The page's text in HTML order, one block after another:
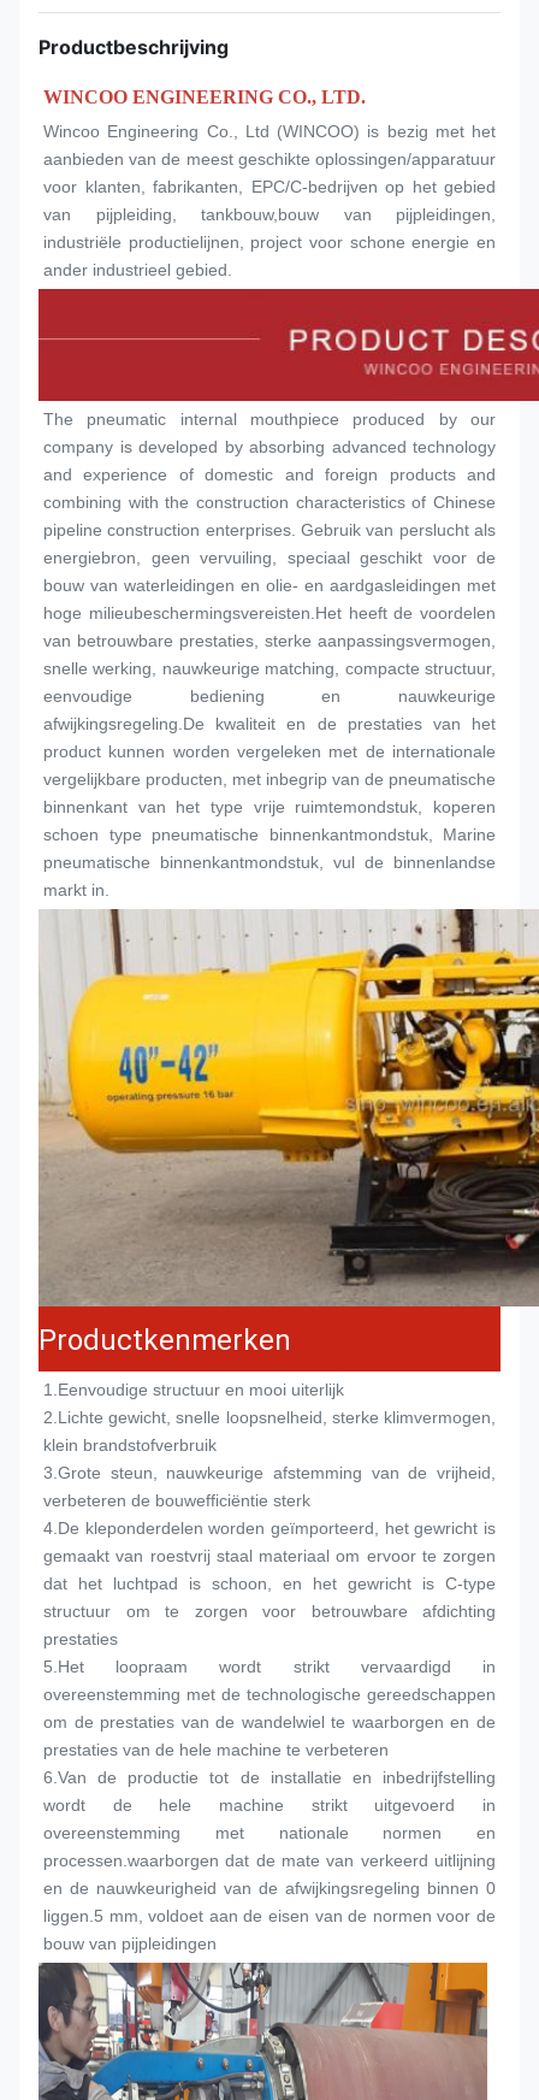
Productbeschrijving
WINCOO ENGINEERING CO., LTD.
Wincoo Engineering Co., Ltd (WINCOO) is bezig met het
aanbieden van de meest geschikte oplossingen/apparatuur
voor klanten, fabrikanten, EPC/C-bedrijven op het gebied
van pijpleiding, tankbouw,bouw van pijpleidingen,
industriële productielijnen, project voor schone energie en
ander industrieel gebied.
The pneumatic internal mouthpiece produced by our
company is developed by absorbing advanced technology
and experience of domestic and foreign products and
combining with the construction characteristics of Chinese
pipeline construction enterprises. Gebruik van perslucht als
energiebron, geen vervuiling, speciaal geschikt voor de
bouw van waterleidingen en olie- en aardgasleidingen met
hoge milieubeschermingsvereisten.Het heeft de voordelen
van betrouwbare prestaties, sterke aanpassingsvermogen,
snelle werking, nauwkeurige matching, compacte structuur,
eenvoudige bediening en nauwkeurige
afwijkingsregeling.De kwaliteit en de prestaties van het
product kunnen worden vergeleken met de internationale
vergelijkbare producten, met inbegrip van de pneumatische
binnenkant van het type vrije ruimtemondstuk , koperen
schoen type pneumatische binnenkantmondstuk, Marine
pneumatische binnenkantmondstuk , vul de binnenlandse
markt in.
Productkenmerken
1. Eenvoudige structuur en mooi uiterlijk
2. Lichte gewicht, snelle loopsnelheid, sterke klimvermogen,
klein brandstofverbruik
3. Grote steun, nauwkeurige afstemming van de vrijheid,
verbeteren de bouwefficiëntie sterk
4. De kleponderdelen worden geïmporteerd, het gewricht is
gemaakt van roestvrij staal materiaal om ervoor te zorgen
dat het luchtpad is schoon, en het gewricht is C-type
structuur om te zorgen voor betrouwbare afdichting
prestaties
5. Het loopraam wordt strikt vervaardigd in
overeenstemming met de technologische gereedschappen
om de prestaties van de wandelwiel te waarborgen en de
prestaties van de hele machine te verbeteren
6. Van de productie tot de installatie en inbedrijfstelling
wordt de hele machine strikt uitgevoerd in
overeenstemming met nationale normen en
processen.waarborgen dat de mate van verkeerd uitlijning
en de nauwkeurigheid van de afwijkingsregeling binnen 0
liggen.5 mm, voldoet aan de eisen van de normen voor de
bouw van pijpleidingen